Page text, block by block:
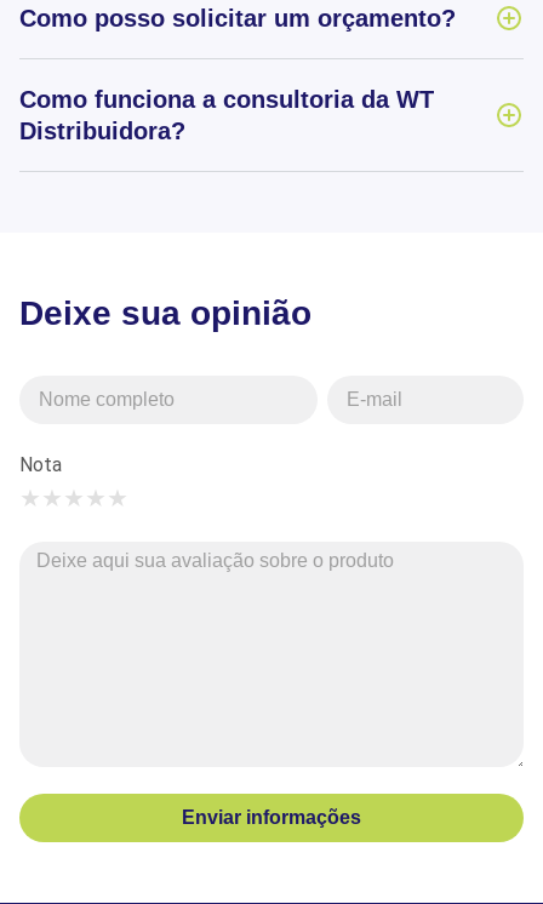
Como posso solicitar um orçamento?
Como funciona a consultoria da WT
Distribuidora?
Deixe sua opinião
Nota
★
★
★
★
★
Enviar informações